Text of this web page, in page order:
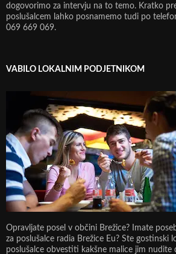
dogovorimo za intervju na to temo. Kratko
poslušalcem lahko posnamemo tudi po
069 669 069.
VABILO LOKALNIM PODJETNIKOM
Opravljate posel v občini Brežice? Imate
za poslušalce radia Brežice Eu? Ste gostinski
poslušalce obvestiti kakšne malice jim nudite